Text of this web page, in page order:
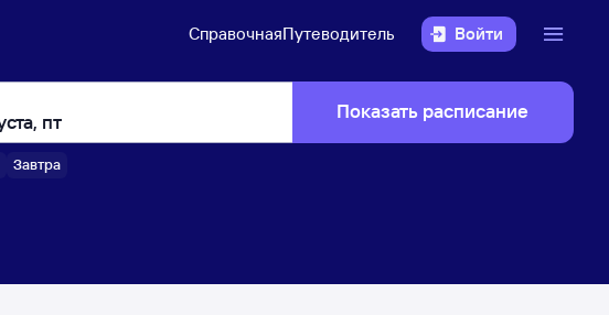
СправочнаяПутеводитель Войти
Завтра
Показать расписание